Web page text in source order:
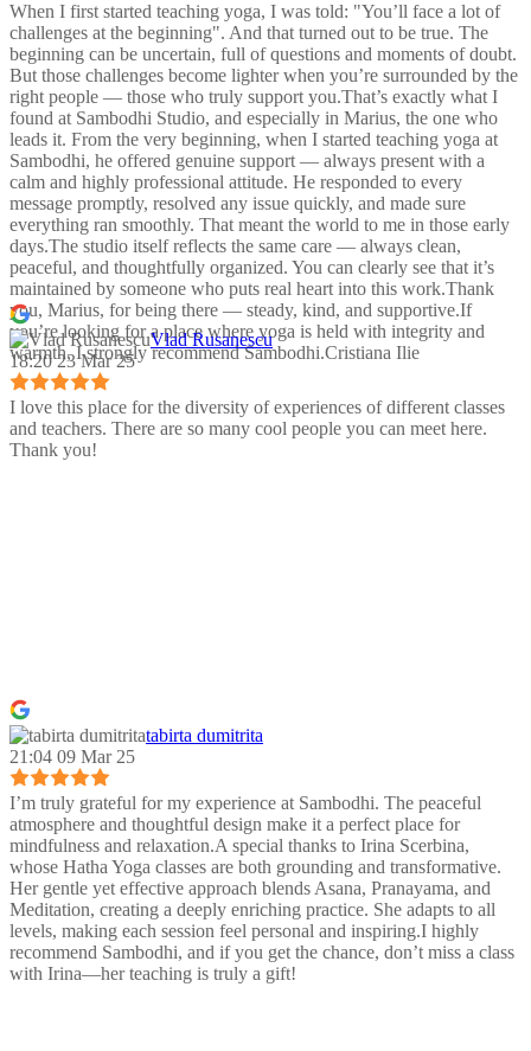
When I first started teaching yoga, I was told: "You’ll face a lot of
challenges at the beginning". And that turned out to be true. The
beginning can be uncertain, full of questions and moments of doubt.
But those challenges become lighter when you’re surrounded by the
right people — those who truly support you.That’s exactly what I
found at Sambodhi Studio, and especially in Marius, the one who
leads it. From the very beginning, when I started teaching yoga at
Sambodhi, he offered genuine support — always present with a
calm and highly professional attitude. He responded to every
message promptly, resolved any issue quickly, and made sure
everything ran smoothly. That meant the world to me in those early
days.The studio itself reflects the same care — always clean,
peaceful, and thoughtfully organized. You can clearly see that it’s
maintained by someone who puts real heart into this work.Thank
you, Marius, for being there — steady, kind, and supportive.If
you’re looking for a place where yoga is held with integrity and
warmth, I strongly recommend Sambodhi.Cristiana Ilie
Vlad Rusanescu
18:20 23 Mar 25
I love this place for the diversity of experiences of different classes
and teachers. There are so many cool people you can meet here.
Thank you!
tabirta dumitrita
21:04 09 Mar 25
I’m truly grateful for my experience at Sambodhi. The peaceful
atmosphere and thoughtful design make it a perfect place for
mindfulness and relaxation.A special thanks to Irina Scerbina,
whose Hatha Yoga classes are both grounding and transformative.
Her gentle yet effective approach blends Asana, Pranayama, and
Meditation, creating a deeply enriching practice. She adapts to all
levels, making each session feel personal and inspiring.I highly
recommend Sambodhi, and if you get the chance, don’t miss a class
with Irina—her teaching is truly a gift!